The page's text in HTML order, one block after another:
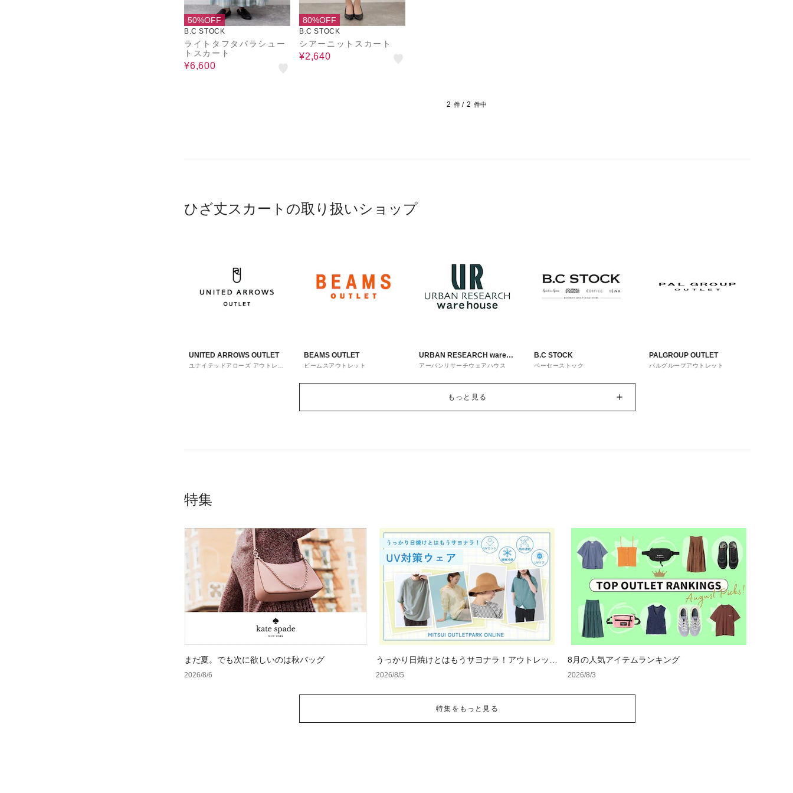
50%OFF
B.C STOCK
ライトタフタパラシュー
トスカート
¥6,600
80%OFF
B.C STOCK
シアーニットスカート
¥2,640
2 件 / 2 件中
ひざ丈スカートの取り扱いショップ
UNITED ARROWS OUTLET
ユナイテッドアローズ アウトレッ
BEAMS OUTLET
ビームスアウトレット
URBAN RESEARCH ware
house
アーバンリサーチウェアハウス
B.C STOCK
ベーセーストック
PALGROUP OUTLET
パルグループアウトレット
もっと見る
特集
まだ夏。でも次に欲しいのは秋バッグ
2026/8/6
うっかり日焼けとはもうサヨナラ！アウトレット
で見つけるUV対策ウェア
2026/8/5
8月の人気アイテムランキング
2026/8/3
特集をもっと見る